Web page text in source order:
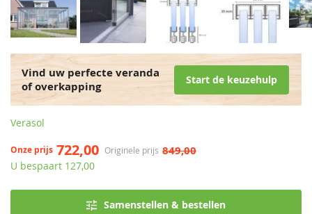
Vind uw perfecte veranda
of overkapping
Start de keuzehulp
Verasol
Originele prijs 849,00
Onze prijs 722,00
U bespaart 127,00
Samenstellen & bestellen